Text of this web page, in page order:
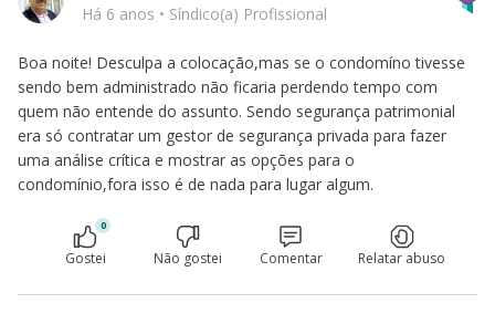
Boa noite! Desculpa a colocação,mas se o condomíno tivesse
sendo bem administrado não ficaria perdendo tempo com
quem não entende do assunto. Sendo segurança patrimonial
era só contratar um gestor de segurança privada para fazer
uma análise crítica e mostrar as opções para o
condomínio,fora isso é de nada para lugar algum.
Há 6 anos • Síndico(a) Profissional
0
Gostei Não gostei Comentar Relatar abuso